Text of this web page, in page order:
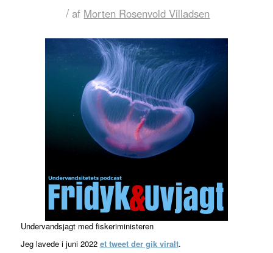
/ af Morten Rosenvold Villadsen
Undervandsjagt med fiskeriministeren
Jeg lavede i juni 2022 et tweet der gik viralt.